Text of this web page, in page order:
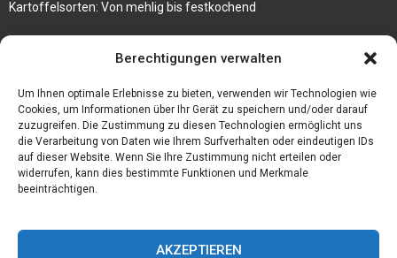
Berechtigungen verwalten
Um Ihnen optimale Erlebnisse zu bieten, verwenden wir Technologien wie
Cookies, um Informationen über Ihr Gerät zu speichern und/oder darauf
zuzugreifen. Die Zustimmung zu diesen Technologien ermöglicht uns
die Verarbeitung von Daten wie Ihrem Surfverhalten oder eindeutigen IDs
auf dieser Website. Wenn Sie Ihre Zustimmung nicht erteilen oder
widerrufen, kann dies bestimmte Funktionen und Merkmale
beeinträchtigen.
AKZEPTIEREN
Kartoffelsorten: Von mehlig bis festkochend
Firma einfach und kostenlos bekannt machen mit diesen 5 Tipps